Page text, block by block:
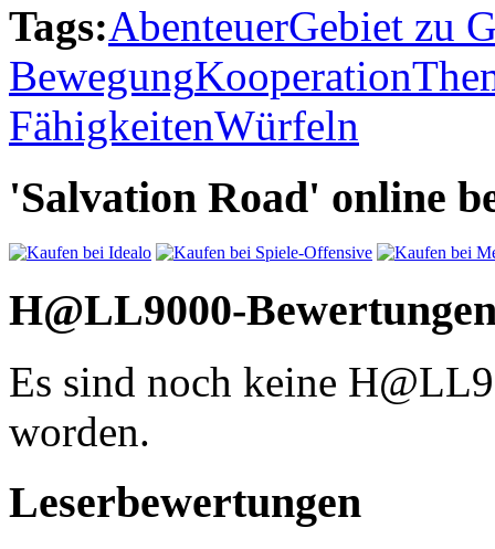
Tags:AbenteuerGebiet zu
BewegungKooperation
FähigkeitenWürfeln
'Salvation Road' online
H@LL9000-
Es sind noch keine
worden.
Leserbewertungen